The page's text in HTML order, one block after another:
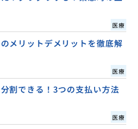
医療
メリットデメリットを徹底解
医療
割できる！3つの支払い方法
医療